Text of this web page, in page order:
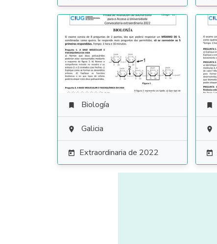
 Biología
 Galicia
 Extraordinaria de 2022


